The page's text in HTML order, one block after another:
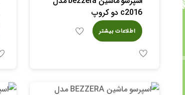
c2016 دو کروپ
اطلاعات بیشتر